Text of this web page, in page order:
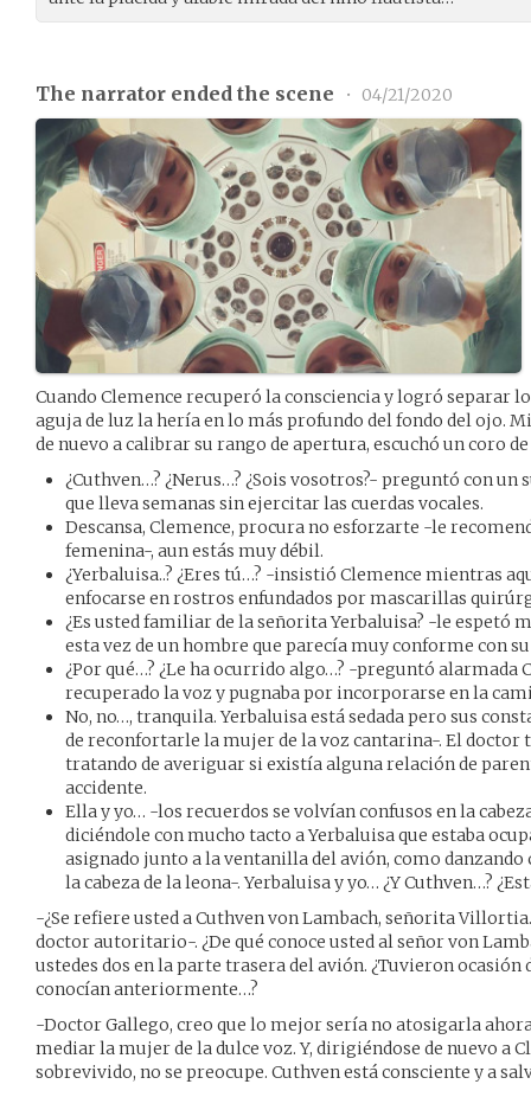
The narrator ended the scene • 04/21/2020
Cuando Clemence recuperó la consciencia y logró separar
aguja de luz la hería en lo más profundo del fondo del ojo.
de nuevo a calibrar su rango de apertura, escuchó un coro
¿Cuthven…? ¿Nerus…? ¿Sois vosotros?- preguntó con
que lleva semanas sin ejercitar las cuerdas vocales.
Descansa, Clemence, procura no esforzarte -le
femenina-, aun estás muy débil.
¿Yerbaluisa..? ¿Eres tú…? -insistió Clemence mientras
enfocarse en rostros enfundados por mascarillas
¿Es usted familiar de la señorita Yerbaluisa? -le espetó
esta vez de un hombre que parecía muy conforme con
¿Por qué…? ¿Le ha ocurrido algo…? -preguntó alarmada
recuperado la voz y pugnaba por incorporarse en la
No, no…, tranquila. Yerbaluisa está sedada pero sus
de reconfortarle la mujer de la voz cantarina-. El doctor
tratando de averiguar si existía alguna relación de
accidente.
Ella y yo… -los recuerdos se volvían confusos en la
diciéndole con mucho tacto a Yerbaluisa que estaba
asignado junto a la ventanilla del avión, como
la cabeza de la leona-. Yerbaluisa y yo… ¿Y Cuthven…?
-¿Se refiere usted a Cuthven von Lambach, señorita
doctor autoritario-. ¿De qué conoce usted al señor von
ustedes dos en la parte trasera del avión. ¿Tuvieron ocasión
conocían anteriormente…?
-Doctor Gallego, creo que lo mejor sería no atosigarla
mediar la mujer de la dulce voz. Y, dirigiéndose de nuevo a
sobrevivido, no se preocupe. Cuthven está consciente y a